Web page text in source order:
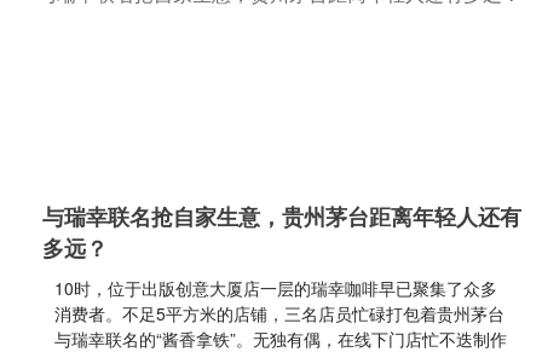
与瑞幸联名抢自家生意，贵州茅台距离年轻人还有
多远？
10时，位于出版创意大厦店一层的瑞幸咖啡早已聚集了众多
消费者。不足5平方米的店铺，三名店员忙碌打包着贵州茅台
与瑞幸联名的“酱香拿铁”。无独有偶，在线下门店忙不迭制作